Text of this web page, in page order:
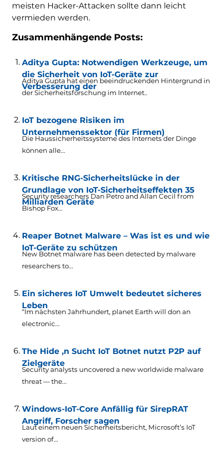
meisten Hacker-Attacken sollte dann leicht
vermieden werden.
Zusammenhängende Posts:
Aditya Gupta: Notwendigen Werkzeuge, um
die Sicherheit von IoT-Geräte zur
Verbesserung der
Aditya Gupta hat einen beeindruckenden Hintergrund in
der Sicherheitsforschung im Internet..
IoT bezogene Risiken im
Unternehmenssektor (für Firmen)
Die Haussicherheitssysteme des Internets der Dinge
können alle...
Kritische RNG-Sicherheitslücke in der
Grundlage von IoT-Sicherheitseffekten 35
Milliarden Geräte
Security researchers Dan Petro and Allan Cecil from
Bishop Fox...
Reaper Botnet Malware – Was ist es und wie
IoT-Geräte zu schützen
New Botnet malware has been detected by malware
researchers to...
Ein sicheres IoT Umwelt bedeutet sicheres
Leben
“Im nächsten Jahrhundert, planet Earth will don an
electronic...
The Hide ‚n Sucht IoT Botnet nutzt P2P auf
Zielgeräte
Security analysts uncovered a new worldwide malware
threat — the...
Windows-IoT-Core Anfällig für SirepRAT
Angriff, Forscher sagen
Laut einem neuen Sicherheitsbericht, Microsoft’s IoT
version of...